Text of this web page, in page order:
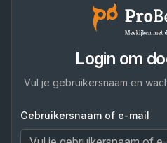
Login om
Vul je gebruikersnaam en
Gebruikersnaam of e-mail